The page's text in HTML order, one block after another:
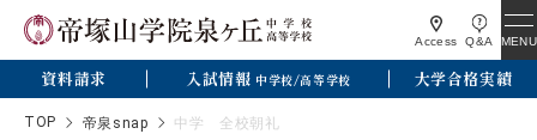
Access Q&A MENU
資料請求 入試情報 中学校/高等学校 大学合格実績
TOP 帝泉snap 中学 全校朝礼